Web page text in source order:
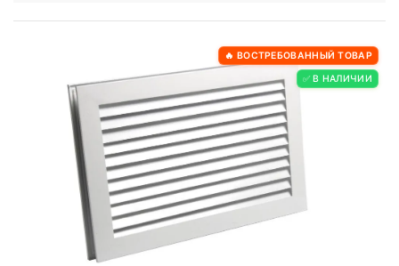
🔥 ВОСТРЕБОВАННЫЙ ТОВАР
✅ В НАЛИЧИИ